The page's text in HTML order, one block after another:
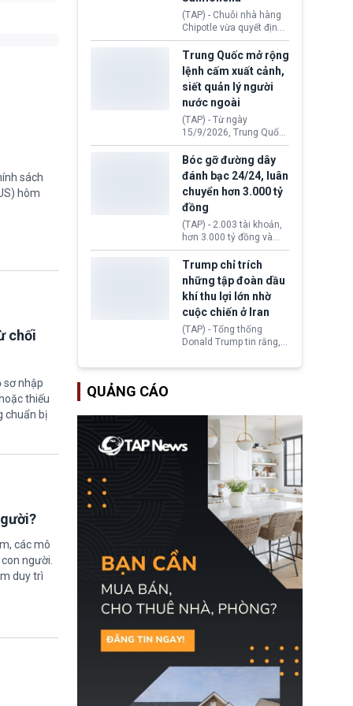
sách
hôm
chối
sơ nhập
thiếu
chuẩn bị
các mô
người.
duy trì
thống Donald Trump tới
thăm địa điểm này.
(TAP) - Chuỗi nhà hàng
Chipotle vừa quyết định
loại bỏ tất cả ớt jalapeño
khỏi những cửa hàng
trên toàn lãnh thổ Hoa
Kỳ. Nguyên nhân do cơ
quan y tế nghi ngờ
nguyên liệu liên quan
đến ổ dịch Salmonella
khiến ít nhất 110 người
mắc bệnh tại bang
Minnesota.
Trung Quốc mở rộng
lệnh cấm xuất cảnh,
siết quản lý người
nước ngoài
(TAP) - Từ ngày
15/9/2026, Trung Quốc
áp dụng quy định mới về
quản lý xuất nhập cảnh.
Một hành vi vi phạm giấy
tờ, xuất nhập cảnh trái
phép hay liên quan kiểm
soát công nghệ có thể
khiến công dân Trung
Quốc đối mặt lệnh cấm
xuất cảnh kéo dài tới 3
năm. Trong khi đó, người
nước ngoài sử dụng giấy
tờ giả có nguy cơ bị từ
chối nhập cảnh hoặc
cấm vào Trung Quốc tới
5 năm.
Bóc gỡ đường dây
đánh bạc 24/24, luân
chuyển hơn 3.000 tỷ
đồng
(TAP) - 2.003 tài khoản,
hơn 3.000 tỷ đồng và
một đường dây đánh
bạc xuyên quốc gia vận
hành 24/24 giờ vừa bị
Công an TP. Hải Phòng
(Việt Nam) bóc gỡ.
Trump chỉ trích
những tập đoàn dầu
khí thu lợi lớn nhờ
cuộc chiến ở Iran
(TAP) - Tổng thống
Donald Trump tin rằng, 2
ExxonMobil và Chevron
Kỳ xảy ra xung đột ở
Iran. Trên cơ sở đó, lãnh
đạo Nhà Trắng kêu gọi
các doanh nghiệp cần
giảm giá bán cho người
tiêu dùng.
QUẢNG CÁO